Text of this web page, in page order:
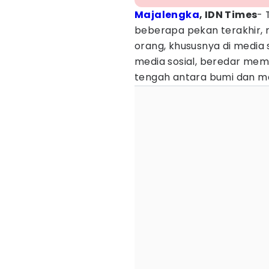
Majalengka, IDN Times-
beberapa pekan terakhir,
orang, khususnya di
media sosial, beredar
tengah antara bumi dan